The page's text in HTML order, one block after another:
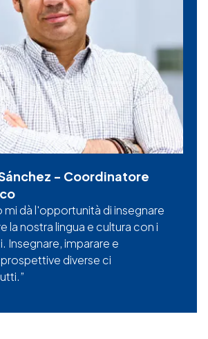
- Coordinatore
mi dà l'opportunità di insegnare
la nostra lingua e cultura con i
Insegnare, imparare e
diverse ci